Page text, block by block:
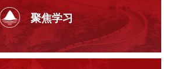
聚焦学习